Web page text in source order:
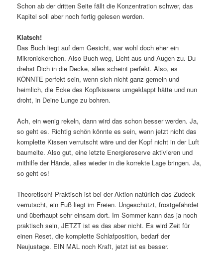
Schon ab der dritten Seite fällt die Konzentration schwer, das
Kapitel soll aber noch fertig gelesen werden.
Klatsch!
Das Buch liegt auf dem Gesicht, war wohl doch eher ein
Mikronickerchen. Also Buch weg, Licht aus und Augen zu. Du
drehst Dich in die Decke, alles scheint perfekt. Also, es
KÖNNTE perfekt sein, wenn sich nicht ganz gemein und
heimlich, die Ecke des Kopfkissens umgeklappt hätte und nun
droht, in Deine Lunge zu bohren.
Ach, ein wenig rekeln, dann wird das schon besser werden. Ja,
so geht es. Richtig schön könnte es sein, wenn jetzt nicht das
komplette Kissen verrutscht wäre und der Kopf nicht in der Luft
baumelte. Also gut, eine letzte Energiereserve aktivieren und
mithilfe der Hände, alles wieder in die korrekte Lage bringen. Ja,
so geht es!
Theoretisch! Praktisch ist bei der Aktion natürlich das Zudeck
verrutscht, ein Fuß liegt im Freien. Ungeschützt, frostgefährdet
und überhaupt sehr einsam dort. Im Sommer kann das ja noch
praktisch sein, JETZT ist es das aber nicht. Es wird Zeit für
einen Reset, die komplette Schlafposition, bedarf der
Neujustage. EIN MAL noch Kraft, jetzt ist es besser.